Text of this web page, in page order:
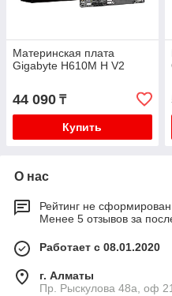
Материнская плата
Gigabyte H610M H V2
44 090 ₸
Купить
О нас
Рейтинг не сформирован
Менее 5 отзывов за
Работает с 08.01.2020
г. Алматы
Пр. Рыскулова 48а, оф